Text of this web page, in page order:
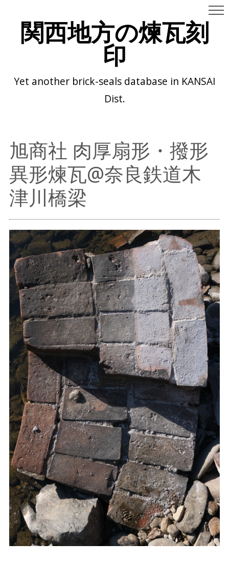
関西地方の煉瓦刻
印
Yet another brick-seals database in KANSAI
Dist.
旭商社 肉厚扇形・撥形
異形煉瓦@奈良鉄道木
津川橋梁